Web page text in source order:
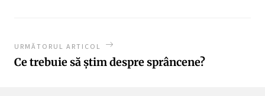
URMĂTORUL ARTICOL
Ce trebuie să știm despre sprâncene?